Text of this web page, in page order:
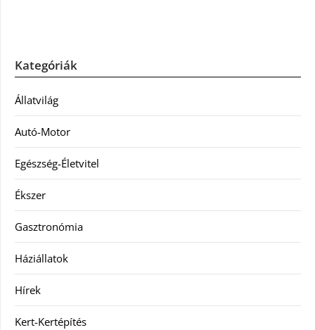
Kategóriák
Állatvilág
Autó-Motor
Egészség-Életvitel
Ékszer
Gasztronómia
Háziállatok
Hírek
Kert-Kertépítés